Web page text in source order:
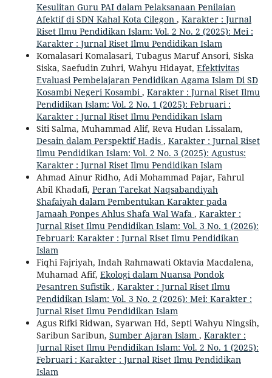
Kesulitan Guru PAI dalam Pelaksanaan Penilaian
Afektif di SDN Kahal Kota Cilegon , Karakter : Jurnal
Riset Ilmu Pendidikan Islam: Vol. 2 No. 2 (2025): Mei :
Karakter : Jurnal Riset Ilmu Pendidikan Islam
Komalasari Komalasari, Tubagus Maruf Ansori, Siska
Siska, Saefudin Zuhri, Wahyu Hidayat, Efektivitas
Evaluasi Pembelajaran Pendidikan Agama Islam Di SD
Kosambi Negeri Kosambi , Karakter : Jurnal Riset Ilmu
Pendidikan Islam: Vol. 2 No. 1 (2025): Februari :
Karakter : Jurnal Riset Ilmu Pendidikan Islam
Siti Salma, Muhammad Alif, Reva Hudan Lissalam,
Desain dalam Perspektif Hadis , Karakter : Jurnal Riset
Ilmu Pendidikan Islam: Vol. 2 No. 3 (2025): Agustus:
Karakter : Jurnal Riset Ilmu Pendidikan Islam
Ahmad Ainur Ridho, Adi Mohammad Pajar, Fahrul
Abil Khadafi, Peran Tarekat Naqsabandiyah
Shafaiyah dalam Pembentukan Karakter pada
Jamaah Ponpes Ahlus Shafa Wal Wafa , Karakter :
Jurnal Riset Ilmu Pendidikan Islam: Vol. 3 No. 1 (2026):
Februari: Karakter : Jurnal Riset Ilmu Pendidikan
Islam
Fiqhi Fajriyah, Indah Rahmawati Oktavia Macdalena,
Muhamad Afif, Ekologi dalam Nuansa Pondok
Pesantren Sufistik , Karakter : Jurnal Riset Ilmu
Pendidikan Islam: Vol. 3 No. 2 (2026): Mei: Karakter :
Jurnal Riset Ilmu Pendidikan Islam
Agus Rifki Ridwan, Syarwan Hd, Septi Wahyu Ningsih,
Saribun Saribun, Sumber Ajaran Islam , Karakter :
Jurnal Riset Ilmu Pendidikan Islam: Vol. 2 No. 1 (2025):
Februari : Karakter : Jurnal Riset Ilmu Pendidikan
Islam